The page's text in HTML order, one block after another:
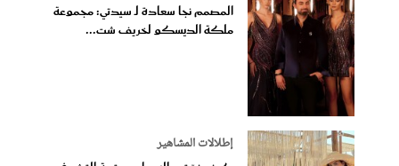
المصمم نجا سعادة لـ سيدتي: مجموعة
ملكة الديسكو لخريف شت...
إطلالات المشاهير